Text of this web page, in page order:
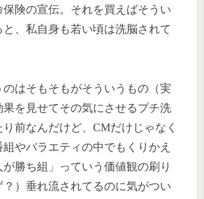
険の宣伝。それを買えばそうい
と、私自身も若い頃は洗脳されて
のはそもそもがそういうもの（実
果を見せてその気にさせるプチ洗
前なんだけど、CMだけじゃなく
やバラエティの中でもくりかえ
が勝ち組」っていう価値観の刷り
）垂れ流されてるのに気がつい